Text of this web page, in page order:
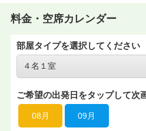
料金・空席カレンダー
部屋タイプを選択してください
ご希望の出発日をタップして次
08月 09月